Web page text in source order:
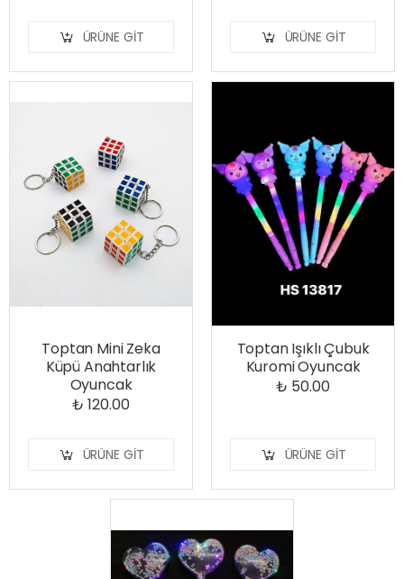
ÜRÜNE GIT ÜRÜNE GIT
Toptan Mini Zeka
Küpü Anahtarlık
Oyuncak
₺ 120.00
ÜRÜNE GIT
Toptan Işıklı Çubuk
Kuromi Oyuncak
₺ 50.00
ÜRÜNE GIT